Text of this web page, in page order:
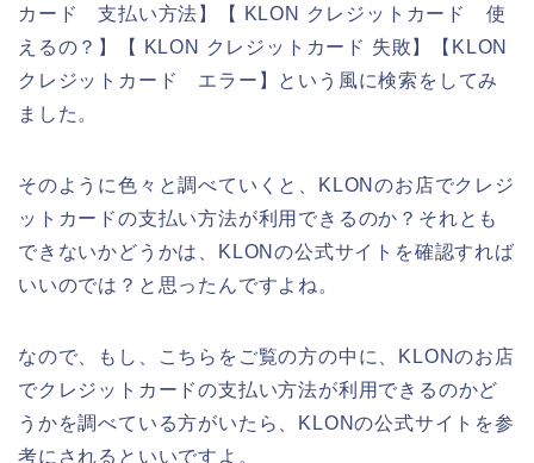
カード 支払い方法】【 KLON クレジットカード 使
えるの？】【 KLON クレジットカード 失敗】【KLON
クレジットカード エラー】という風に検索をしてみ
ました。
そのように色々と調べていくと、KLONのお店でクレジ
ットカードの支払い方法が利用できるのか？それとも
できないかどうかは、KLONの公式サイトを確認すれば
いいのでは？と思ったんですよね。
なので、もし、こちらをご覧の方の中に、KLONのお店
でクレジットカードの支払い方法が利用できるのかど
うかを調べている方がいたら、KLONの公式サイトを参
考にされるといいですよ。